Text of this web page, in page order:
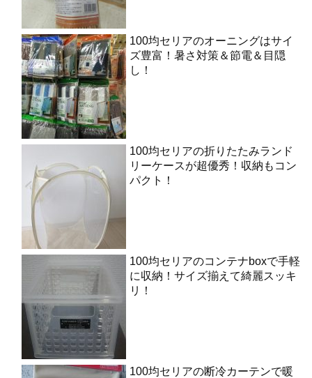
100均セリアのオーニングはサイ
ズ豊富！暑さ対策＆節電＆目隠
し！
100均セリアの折りたたみランド
リーケースが超優秀！収納もコン
パクト！
100均セリアのコンテナboxで手軽
に収納！サイズ揃えて綺麗スッキ
リ！
100均セリアの断冷カーテンで暖